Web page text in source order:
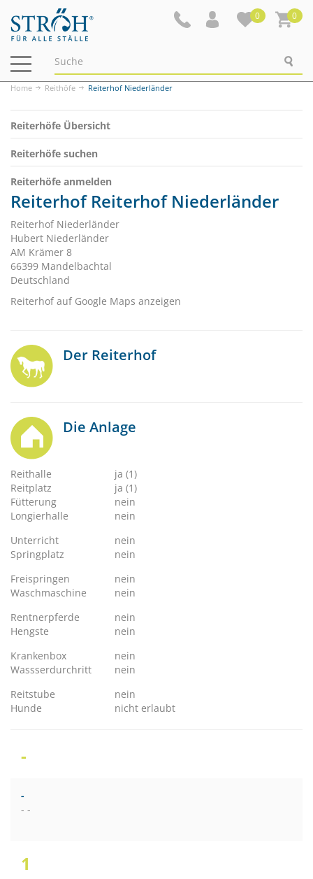
0 0
Navigation
ein-/ausblenden
Home Reithöfe Reiterhof Niederländer
Reiterhöfe Übersicht
Reiterhöfe suchen
Reiterhöfe anmelden
Reiterhof Reiterhof Niederländer
Reiterhof Niederländer
Hubert Niederländer
AM Krämer 8
66399 Mandelbachtal
Deutschland
Reiterhof auf Google Maps anzeigen
Der Reiterhof
Die Anlage
Reithalle
ja (1)
Reitplatz
ja (1)
Fütterung
nein
Longierhalle
nein
Unterricht
nein
Springplatz
nein
Freispringen
nein
Waschmaschine
nein
Rentnerpferde
nein
Hengste
nein
Krankenbox
nein
Wassserdurchritt
nein
Reitstube
nein
Hunde
nicht erlaubt
-
-
- -
1